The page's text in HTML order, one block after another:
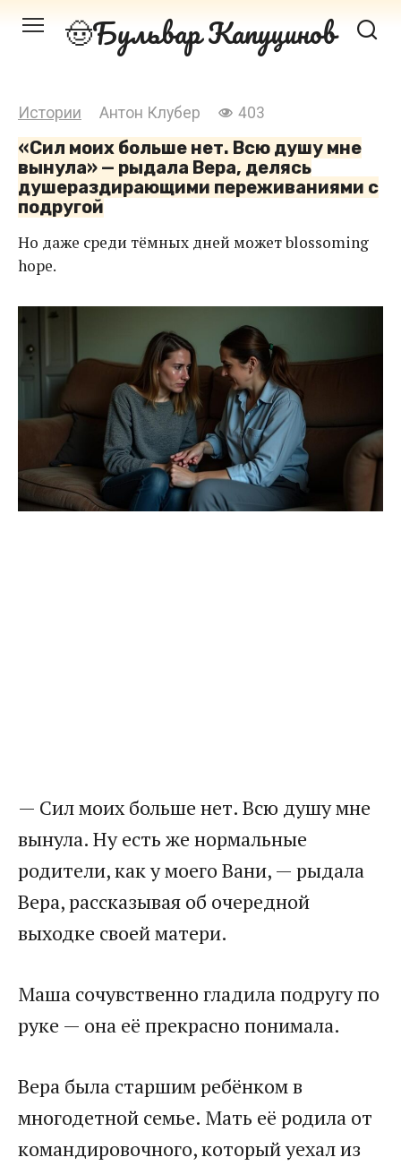
Перейти Бульвар Капуцинов
Истории Антон Клубер 403
«Сил моих больше нет. Всю душу мне
вынула» — рыдала Вера, делясь
душераздирающими переживаниями с
подругой
Но даже среди тёмных дней может blossoming
hope.
— Сил моих больше нет. Всю душу мне
вынула. Ну есть же нормальные
родители, как у моего Вани, — рыдала
Вера, рассказывая об очередной
выходке своей матери.​
​Маша сочувственно гладила подругу по
руке — она её прекрасно понимала.​
​Вера была старшим ребёнком в
многодетной семье. Мать её родила от
командировочного, который уехал из